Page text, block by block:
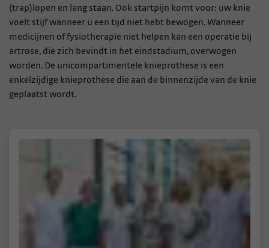
(trap)lopen en lang staan. Ook startpijn komt voor: uw knie
voelt stijf wanneer u een tijd niet hebt bewogen. Wanneer
medicijnen of fysiotherapie niet helpen kan een operatie bij
artrose, die zich bevindt in het eindstadium, overwogen
worden. De unicompartimentele knieprothese is een
enkelzijdige knieprothese die aan de binnenzijde van de knie
geplaatst wordt.